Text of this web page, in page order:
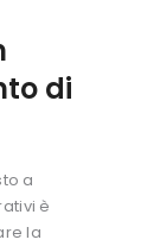
di
a
è
la